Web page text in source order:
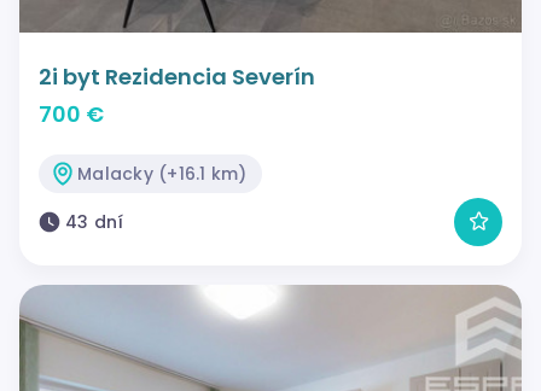
2i byt Rezidencia Severín
700 €
Malacky (+16.1 km)
43 dní